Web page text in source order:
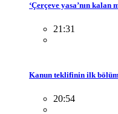
‘Çerçeve yasa’nın
21:31
Kanun teklifinin ilk
20:54